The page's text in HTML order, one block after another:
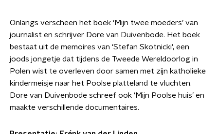
Onlangs verscheen het boek ‘Mijn twee moeders’ van
journalist en schrijver Dore van Duivenbode. Het boek
bestaat uit de memoires van ‘Stefan Skotnicki’, een
joods jongetje dat tijdens de Tweede Wereldoorlog in
Polen wist te overleven door samen met zijn katholieke
kindermeisje naar het Poolse platteland te vluchten.
Dore van Duivenbode schreef ook ‘Mijn Poolse huis’ en
maakte verschillende documentaires.